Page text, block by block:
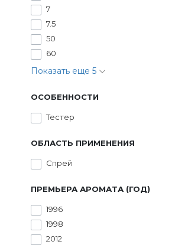
7
7.5
50
60
Показать еще 5
ОСОБЕННОСТИ
Тестер
ОБЛАСТЬ ПРИМЕНЕНИЯ
Спрей
ПРЕМЬЕРА АРОМАТА (ГОД)
1996
1998
2012